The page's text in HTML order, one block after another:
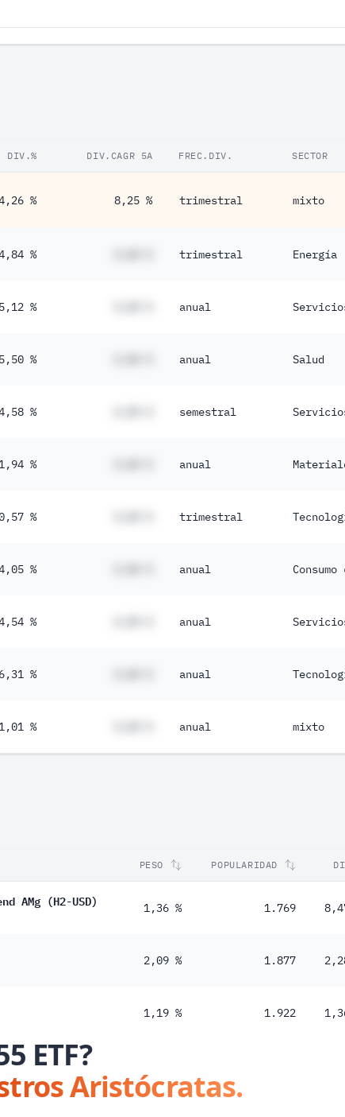
DIV.% DIV.CAGR 5A FREC.DIV. SECTOR
% 8,25 % trimestral mixto
% trimestral Energía
5,12 % anual
5,50 % anual Salud
% semestral
1,94 % anual
% trimestral
% anual
% anual
6,31 % anual
1,01 % anual mixto
PESO POPULARIDAD
(H2-USD) 1,36 % 1.769
2,09 % 1.877
1,19 % 1.922
ETF?
Aristócratas.